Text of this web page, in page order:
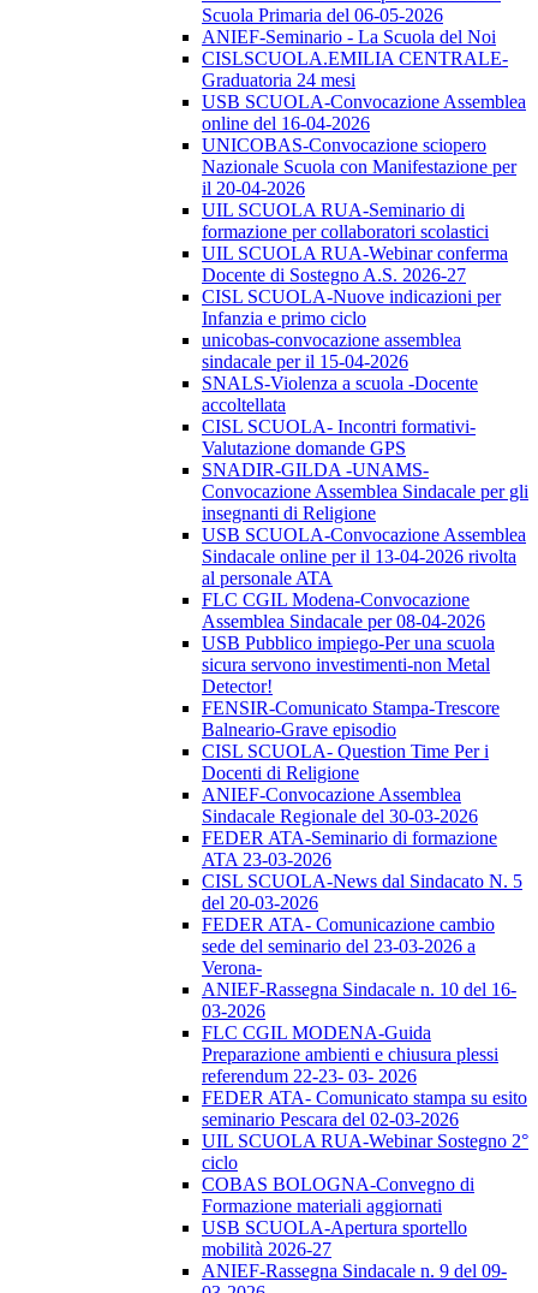
Scuola Primaria del 06-05-2026
ANIEF-Seminario - La Scuola del Noi
CISLSCUOLA.EMILIA CENTRALE-
Graduatoria 24 mesi
USB SCUOLA-Convocazione Assemblea
online del 16-04-2026
UNICOBAS-Convocazione sciopero
Nazionale Scuola con Manifestazione per
il 20-04-2026
UIL SCUOLA RUA-Seminario di
formazione per collaboratori scolastici
UIL SCUOLA RUA-Webinar conferma
Docente di Sostegno A.S. 2026-27
CISL SCUOLA-Nuove indicazioni per
Infanzia e primo ciclo
unicobas-convocazione assemblea
sindacale per il 15-04-2026
SNALS-Violenza a scuola -Docente
accoltellata
CISL SCUOLA- Incontri formativi-
Valutazione domande GPS
SNADIR-GILDA -UNAMS-
Convocazione Assemblea Sindacale per gli
insegnanti di Religione
USB SCUOLA-Convocazione Assemblea
Sindacale online per il 13-04-2026 rivolta
al personale ATA
FLC CGIL Modena-Convocazione
Assemblea Sindacale per 08-04-2026
USB Pubblico impiego-Per una scuola
sicura servono investimenti-non Metal
Detector!
FENSIR-Comunicato Stampa-Trescore
Balneario-Grave episodio
CISL SCUOLA- Question Time Per i
Docenti di Religione
ANIEF-Convocazione Assemblea
Sindacale Regionale del 30-03-2026
FEDER ATA-Seminario di formazione
ATA 23-03-2026
CISL SCUOLA-News dal Sindacato N. 5
del 20-03-2026
FEDER ATA- Comunicazione cambio
sede del seminario del 23-03-2026 a
Verona-
ANIEF-Rassegna Sindacale n. 10 del 16-
03-2026
FLC CGIL MODENA-Guida
Preparazione ambienti e chiusura plessi
referendum 22-23- 03- 2026
FEDER ATA- Comunicato stampa su esito
seminario Pescara del 02-03-2026
UIL SCUOLA RUA-Webinar Sostegno 2°
ciclo
COBAS BOLOGNA-Convegno di
Formazione materiali aggiornati
USB SCUOLA-Apertura sportello
mobilità 2026-27
ANIEF-Rassegna Sindacale n. 9 del 09-